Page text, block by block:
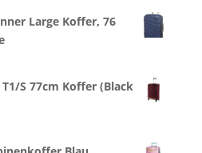
Large Koffer, 76
S 77cm Koffer (Black